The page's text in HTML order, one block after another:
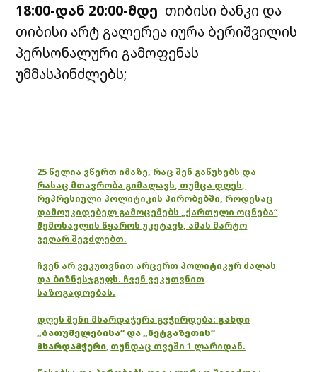
18:00-დან 20:00-მდე თიბისი ბანკი და
თიბისი არტ გალერეა იურა ბერიშვილის
პერსონალური გამოფენას
უმმასპინძლებს;
25 წელია ვწერთ იმაზე, რაც შენ გაწუხებს და
რასაც მთავრობა გიმალავს, თუმცა დღეს,
რეპრესიული პოლიტიკის პირობებში, როდესაც
დამოუკიდებელ გამოცემებს „ქართული ოცნება“
შემოსავლის წყაროს უკეტავს, ამას მარტო
ვეღარ შევძლებთ.
ჩვენ არ ვეკუთვნით არცერთ პოლიტიკურ ძალას
და ბიზნესჯგუფს. ჩვენ ვეკუთვნით
საზოგადოებას.
დღეს შენი მხარდაჭერა გვჭირდება: გახდი
„ბათუმელებისა“ და „ნეტგაზეთის“
მხარდამჭერი, თუნდაც თვეში 1 ლარიდან.